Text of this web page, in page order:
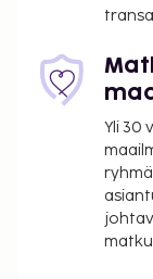
eivät voi
tässä
ottamalla
Yli 30